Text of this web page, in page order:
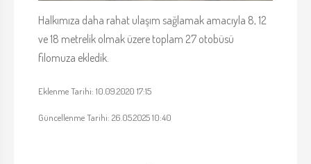
Halkımıza daha rahat ulaşım sağlamak amacıyla 8, 12
ve 18 metrelik olmak üzere toplam 27 otobüsü
filomuza ekledik.
Eklenme Tarihi: 10.09.2020 17:15
Güncellenme Tarihi: 26.05.2025 10:40